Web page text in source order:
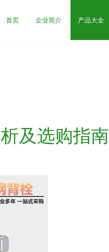
首页 企业简介 产品大全
及选购指南